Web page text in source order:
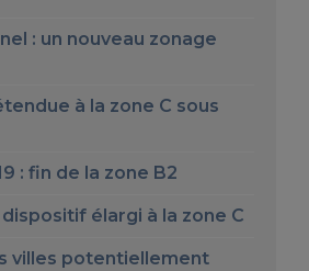
: un nouveau zonage
à la zone C sous
: fin de la zone B2
dispositif élargi à la zone C
villes potentiellement